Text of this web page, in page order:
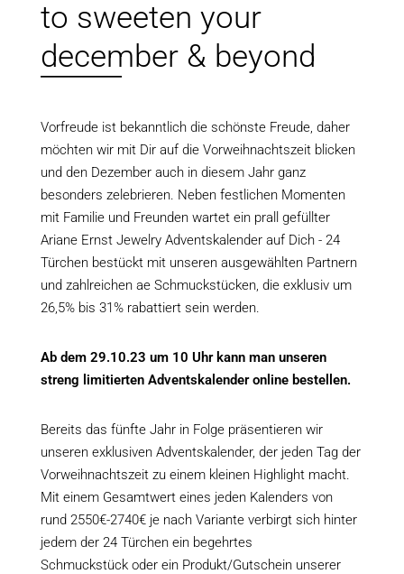
to sweeten your
december & beyond
______
Vorfreude ist bekanntlich die schönste Freude, daher
möchten wir mit Dir auf die Vorweihnachtszeit blicken
und den Dezember auch in diesem Jahr ganz
besonders zelebrieren. Neben festlichen Momenten
mit Familie und Freunden wartet ein prall gefüllter
Ariane Ernst Jewelry Adventskalender auf Dich - 24
Türchen bestückt mit unseren ausgewählten Partnern
und zahlreichen ae Schmuckstücken, die exklusiv um
26,5% bis 31% rabattiert sein werden.
Ab dem 29.10.23 um 10 Uhr kann man unseren
streng limitierten Adventskalender online bestellen.
Bereits das fünfte Jahr in Folge präsentieren wir
unseren exklusiven Adventskalender, der jeden Tag der
Vorweihnachtszeit zu einem kleinen Highlight macht.
Mit einem Gesamtwert eines jeden Kalenders von
rund 2550€-2740€ je nach Variante verbirgt sich hinter
jedem der 24 Türchen ein begehrtes
Schmuckstück oder ein Produkt/Gutschein unserer